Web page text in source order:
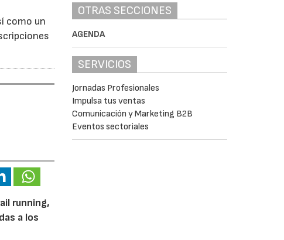
como un
running,
a los
OTRAS SECCIONES
AGENDA
SERVICIOS
Jornadas Profesionales
Impulsa tus ventas
Comunicación y Marketing B2B
Eventos sectoriales